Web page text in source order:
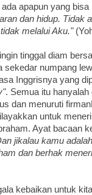
apapun yang
dan hidup. Tidak
melalui Aku."
tinggal diam
sekedar numpang
Inggrisnya yang
. Semua itu
dan menuruti
untuk
Ayat bacaan
jikalau kamu
dan berhak
kebaikan untuk